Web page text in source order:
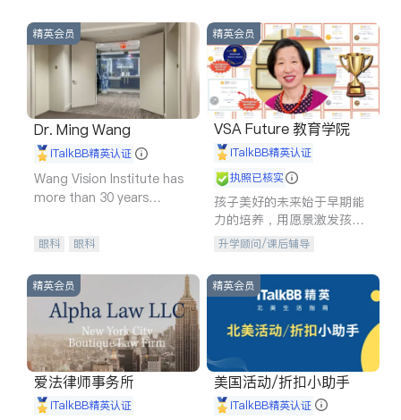
商铺租售
开发商建商
精英会员
Dr. Ming Wang
iTalkBB精英认证
Wang Vision Institute has
more than 30 years
眼科 眼科
精英会员
VSA Future 教育学院
iTalkBB精英认证
执照已核实
孩子美好的未来始于早期能
力的培养，用愿景激发孩子
的学习潜力和动力。理念：
石。
升学顾问/课后辅导
精英会员
爱法律师事务所
iTalkBB精英认证
精英会员
美国活动/折扣小助手
iTalkBB精英认证